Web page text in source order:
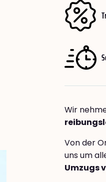
Wir
Von der
uns um
Umzugs